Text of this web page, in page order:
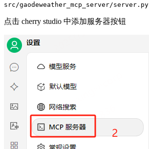
src/gaodeweather_mcp_server/server.py
点击 cherry studio 中添加服务器按钮